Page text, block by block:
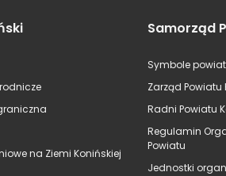
na Ziemi Konińskiej
Samorząd
Symbole
Zarząd Powiatu
Radni Powiatu
Regulamin
Powiatu
Jednostki